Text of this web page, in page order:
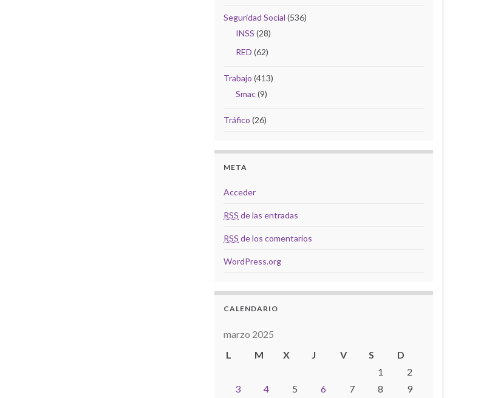
Seguridad Social (536)
INSS (28)
RED (62)
Trabajo (413)
Smac(9)
Tráfico (26)
META
Acceder
RSS de las entradas
RSS de los comentarios
WordPress.org
CALENDARIO
marzo 2025
L
M X J V S
D
1
2
3
4 5 6 7 8 9